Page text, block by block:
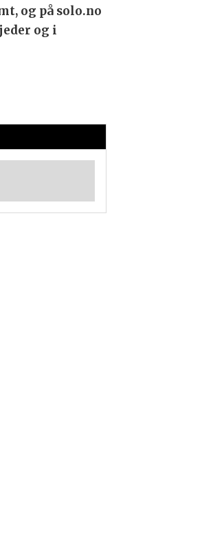
og på solo.no
og i